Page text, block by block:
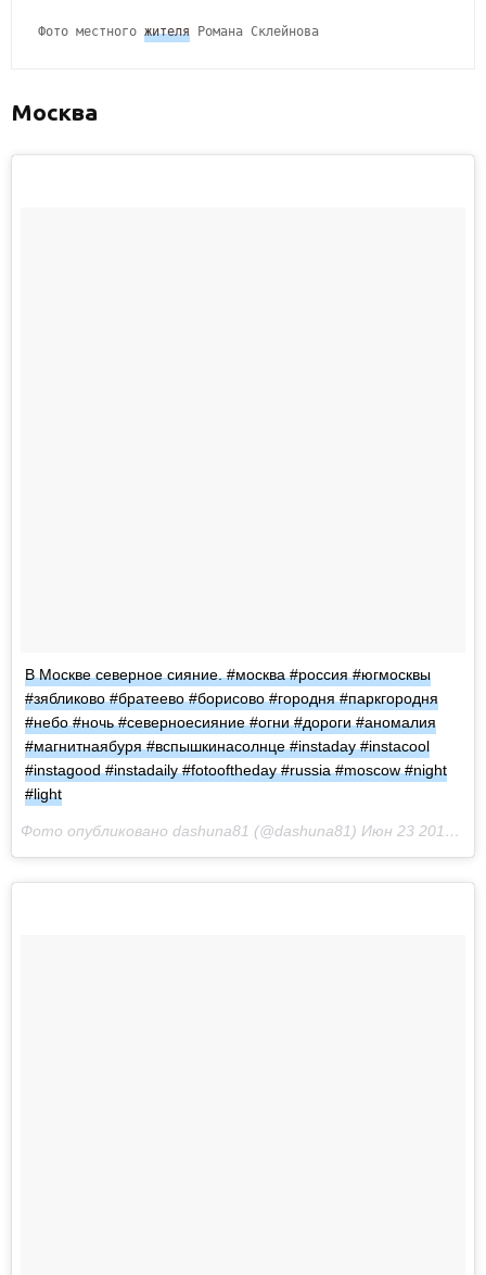
Фото местного жителя Романа Склейнова
Москва
В Москве северное сияние. #москва #россия #югмосквы
#зябликово #братеево #борисово #городня #паркгородня
#небо #ночь #северноесияние #огни #дороги #аномалия
#магнитнаябуря #вспышкинасолнце #instaday #instacool
#instagood #instadaily #fotooftheday #russia #moscow #night
#light
Фото опубликовано dashuna81 (@dashuna81) Июн 23 2015 в 3:27 PDT